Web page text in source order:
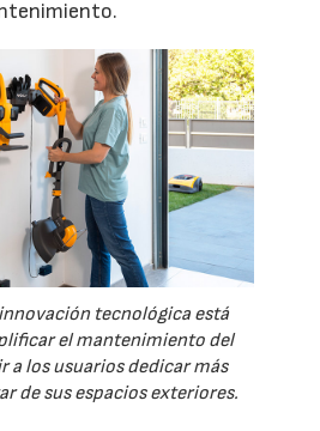
tecnológica está
el mantenimiento del
a los usuarios dedicar más
de sus espacios exteriores.